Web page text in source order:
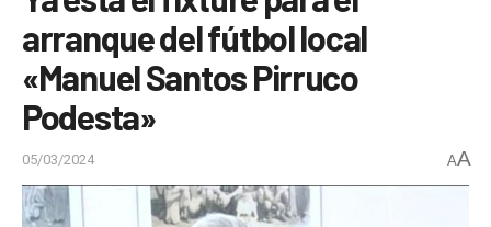
arranque del fútbol local
«Manuel Santos Pirruco
Podesta»
05/03/2024 AA